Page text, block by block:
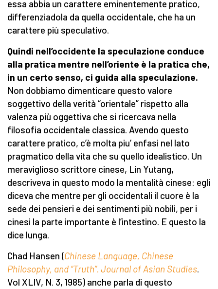
essa abbia un carattere eminentemente pratico,
differenziadola da quella occidentale, che ha un
carattere più speculativo.
Quindi nell’occidente la speculazione conduce
alla pratica mentre nell’oriente è la pratica che,
in un certo senso, ci guida alla speculazione.
Non dobbiamo dimenticare questo valore
soggettivo della verità “orientale” rispetto alla
valenza più oggettiva che si ricercava nella
filosofia occidentale classica. Avendo questo
carattere pratico, c’è molta piu’ enfasi nel lato
pragmatico della vita che su quello idealistico. Un
meraviglioso scrittore cinese, Lin Yutang,
descriveva in questo modo la mentalità cinese: egli
diceva che mentre per gli occidentali il cuore è la
sede dei pensieri e dei sentimenti più nobili, per i
cinesi la parte importante è l’intestino. E questo la
dice lunga.
Chad Hansen (Chinese Language, Chinese
Philosophy, and “Truth”. Journal of Asian Studies.
Vol XLIV, N. 3, 1985) anche parla di questo